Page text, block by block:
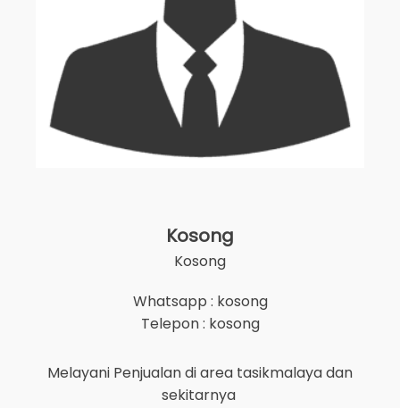
Kosong
Kosong
Whatsapp : kosong
Telepon : kosong
Melayani Penjualan di area tasikmalayadan
sekitarnya